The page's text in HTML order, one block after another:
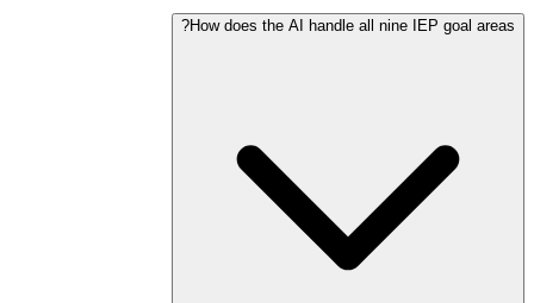
How does the AI handle all nine IEP goal areas?